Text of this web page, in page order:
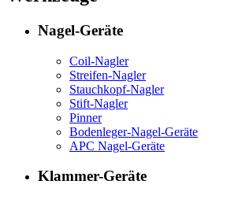
Nagel-Geräte
Coil-Nagler
Streifen-Nagler
Stauchkopf-Nagler
Stift-Nagler
Pinner
Bodenleger-Nagel-Geräte
APC Nagel-Geräte
Klammer-Geräte